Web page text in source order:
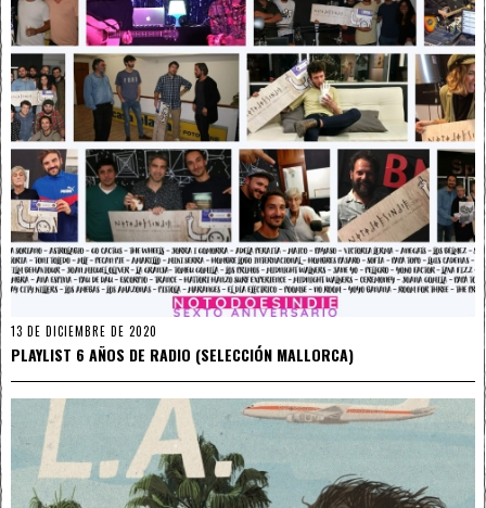
13 DE DICIEMBRE DE 2020
PLAYLIST 6 AÑOS DE RADIO (SELECCIÓN MALLORCA)